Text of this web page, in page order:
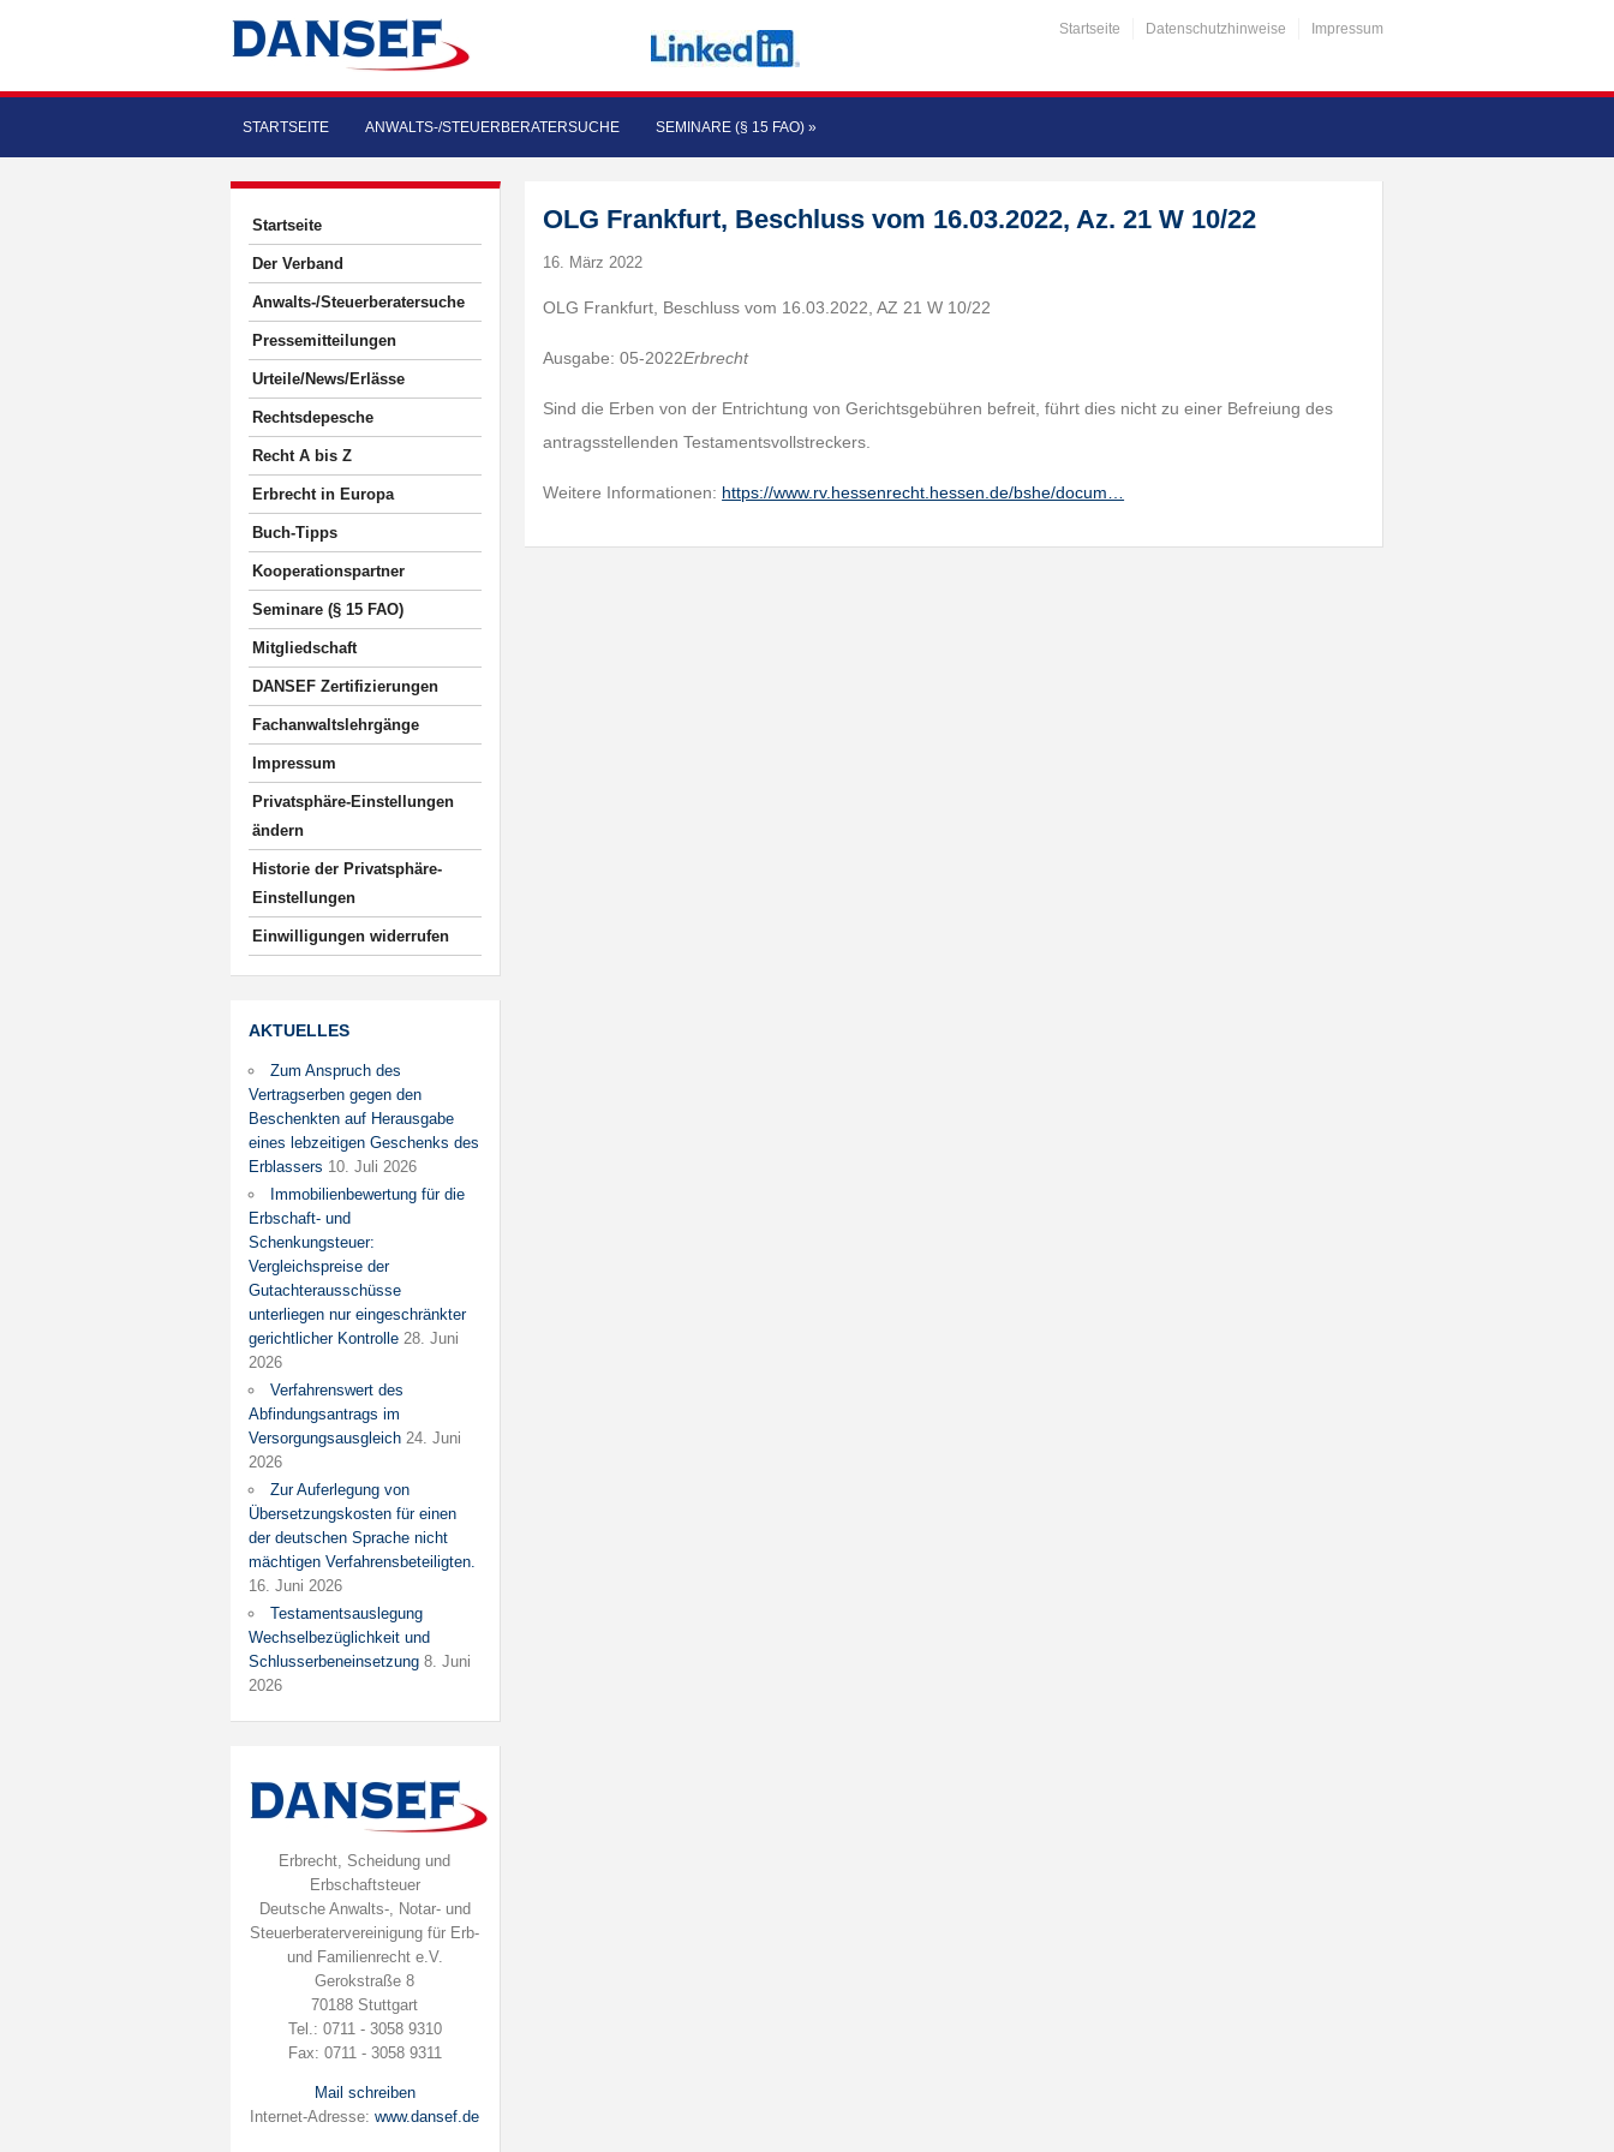
Startseite Datenschutzhinweise Impressum
STARTSEITE ANWALTS-/STEUERBERATERSUCHE SEMINARE (§ 15 FAO) »
Startseite
Der Verband
Anwalts-/Steuerberatersuche
Pressemitteilungen
Urteile/News/Erlässe
Rechtsdepesche
Recht A bis Z
Erbrecht in Europa
Buch-Tipps
Kooperationspartner
Seminare (§ 15 FAO)
Mitgliedschaft
DANSEF Zertifizierungen
Fachanwaltslehrgänge
Impressum
Privatsphäre-Einstellungen
ändern
Historie der Privatsphäre-
Einstellungen
Einwilligungen widerrufen
AKTUELLES
Zum Anspruch des
Vertragserben gegen den
Beschenkten auf Herausgabe
eines lebzeitigen Geschenks des
Erblassers 10. Juli 2026
Immobilienbewertung für die
Erbschaft- und
Schenkungsteuer:
Vergleichspreise der
Gutachterausschüsse
unterliegen nur eingeschränkter
gerichtlicher Kontrolle 28. Juni
2026
Verfahrenswert des
Abfindungsantrags im
Versorgungsausgleich 24. Juni
2026
Zur Auferlegung von
Übersetzungskosten für einen
der deutschen Sprache nicht
mächtigen Verfahrensbeteiligten.
16. Juni 2026
Testamentsauslegung
Wechselbezüglichkeit und
Schlusserbeneinsetzung 8. Juni
2026
Erbrecht, Scheidung und
Erbschaftsteuer
Deutsche Anwalts-, Notar- und
Steuerberatervereinigung für Erb-
und Familienrecht e.V.
Gerokstraße 8
70188 Stuttgart
Tel.: 0711 - 3058 9310
Fax: 0711 - 3058 9311
Mail schreiben
Internet-Adresse:www.dansef.de
OLG Frankfurt, Beschluss vom 16.03.2022, Az. 21 W 10/22
16. März 2022
OLG Frankfurt, Beschluss vom 16.03.2022, AZ 21 W 10/22
Ausgabe: 05-2022Erbrecht
Sind die Erben von der Entrichtung von Gerichtsgebühren befreit, führt dies nicht zu einer Befreiung des
antragsstellenden Testamentsvollstreckers.
Weitere Informationen: https://www.rv.hessenrecht.hessen.de/bshe/docum…